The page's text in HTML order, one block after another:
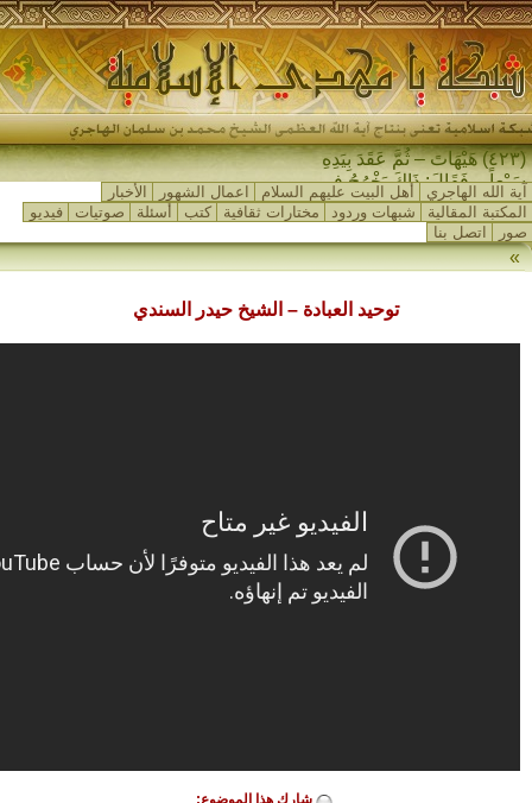
(٤٢٣) هَيْهَاتَ – ثُمَّ عَقَدَ بِيَدِهِ
سَبْعاً – فَقَالَ: ذَاكَ يَخْرُجُ فِي
آخِرِ الزَّمَانِ…
آية الله الهاجري أهل البيت عليهم السلام اعمال الشهور
الأخبار
المكتبة المقالية
شبهات وردود مختارات ثقافية كتب أسئلة صوتيات
فيديو
صور
اتصل بنا
»
توحيد العبادة – الشيخ حيدر السندي
شارك هذا الموضوع: